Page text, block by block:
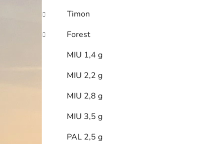
Timon
Forest
MIU 1,4 g
MIU 2,2 g
MIU 2,8 g
MIU 3,5 g
PAL 2,5 g